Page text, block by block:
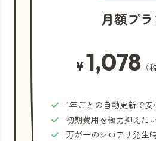
月額プ
¥1,078（
1年ごとの自動更新で安
初期費用を極力抑えた
万が一のシロアリ発生